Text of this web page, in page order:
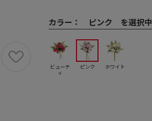
カラー： ピンク を選択中
ビューテ
ィ
ピンク ホワイト